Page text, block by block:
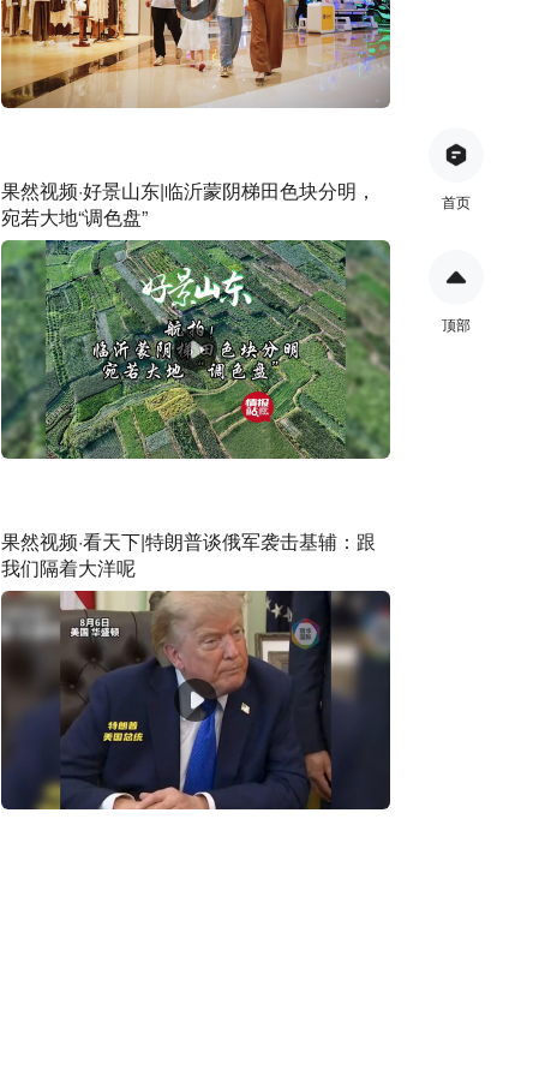
果然视频·好景山东|临沂蒙阴梯田色块分明，
宛若大地“调色盘”
果然视频·看天下|特朗普谈俄军袭击基辅：跟
我们隔着大洋呢
首页
顶部